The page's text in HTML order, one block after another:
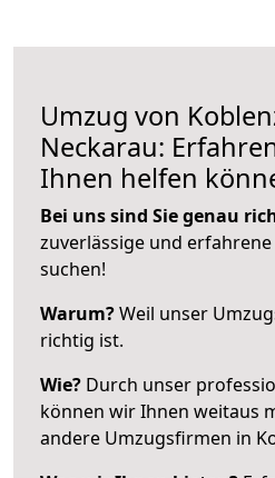
Umzug von
Neckarau:
Ihnen helfen
Bei uns sind Sie genau
zuverlässige und
suchen!
Warum?Weil unser
richtig ist.
Wie? Durch unser
können wir Ihnen weitaus
andere Umzugsfirmen in